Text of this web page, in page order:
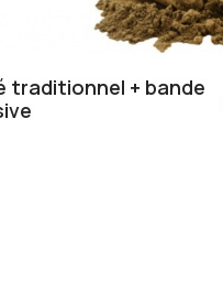
traditionnel + bande